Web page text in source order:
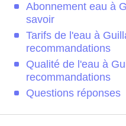
Abonnement eau à
savoir
Tarifs de l'eau à
recommandations
Qualité de l'eau à
recommandations
Questions réponses